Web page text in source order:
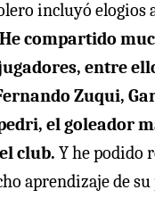
incluyó elogios
compartido
entre
Zuqui,
el goleador
club. Y he podido
aprendizaje de su